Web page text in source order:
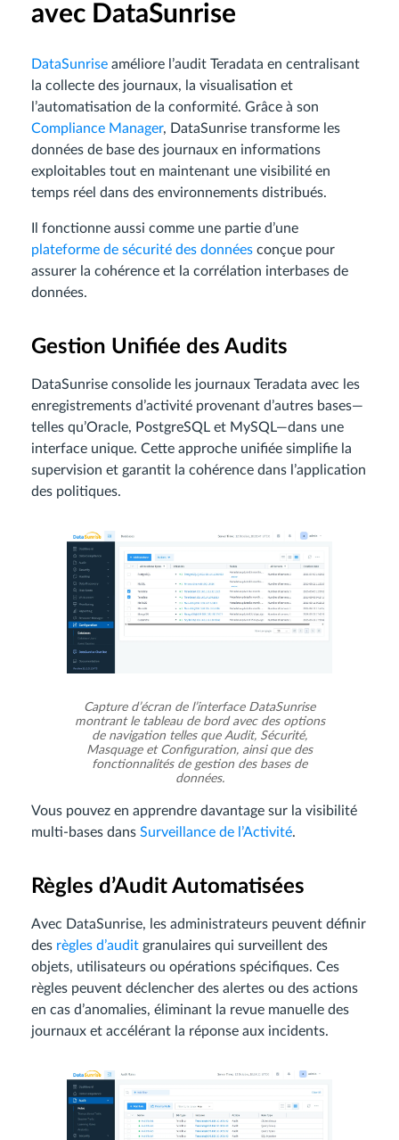
avec DataSunrise
DataSunrise améliore l’audit Teradata en centralisant
la collecte des journaux, la visualisation et
l’automatisation de la conformité. Grâce à son
Compliance Manager, DataSunrise transforme les
données de base des journaux en informations
exploitables tout en maintenant une visibilité en
temps réel dans des environnements distribués.
Il fonctionne aussi comme une partie d’une
plateforme de sécurité des données conçue pour
assurer la cohérence et la corrélation interbases de
données.
Gestion Unifiée des Audits
DataSunrise consolide les journaux Teradata avec les
enregistrements d’activité provenant d’autres bases—
telles qu’Oracle, PostgreSQL et MySQL—dans une
interface unique. Cette approche unifiée simplifie la
supervision et garantit la cohérence dans l’application
des politiques.
Capture d’écran de l’interface DataSunrise
montrant le tableau de bord avec des options
de navigation telles que Audit, Sécurité,
Masquage et Configuration, ainsi que des
fonctionnalités de gestion des bases de
données.
Vous pouvez en apprendre davantage sur la visibilité
multi-bases dans Surveillance de l’Activité.
Règles d’Audit Automatisées
Avec DataSunrise, les administrateurs peuvent définir
des règles d’audit granulaires qui surveillent des
objets, utilisateurs ou opérations spécifiques. Ces
règles peuvent déclencher des alertes ou des actions
en cas d’anomalies, éliminant la revue manuelle des
journaux et accélérant la réponse aux incidents.